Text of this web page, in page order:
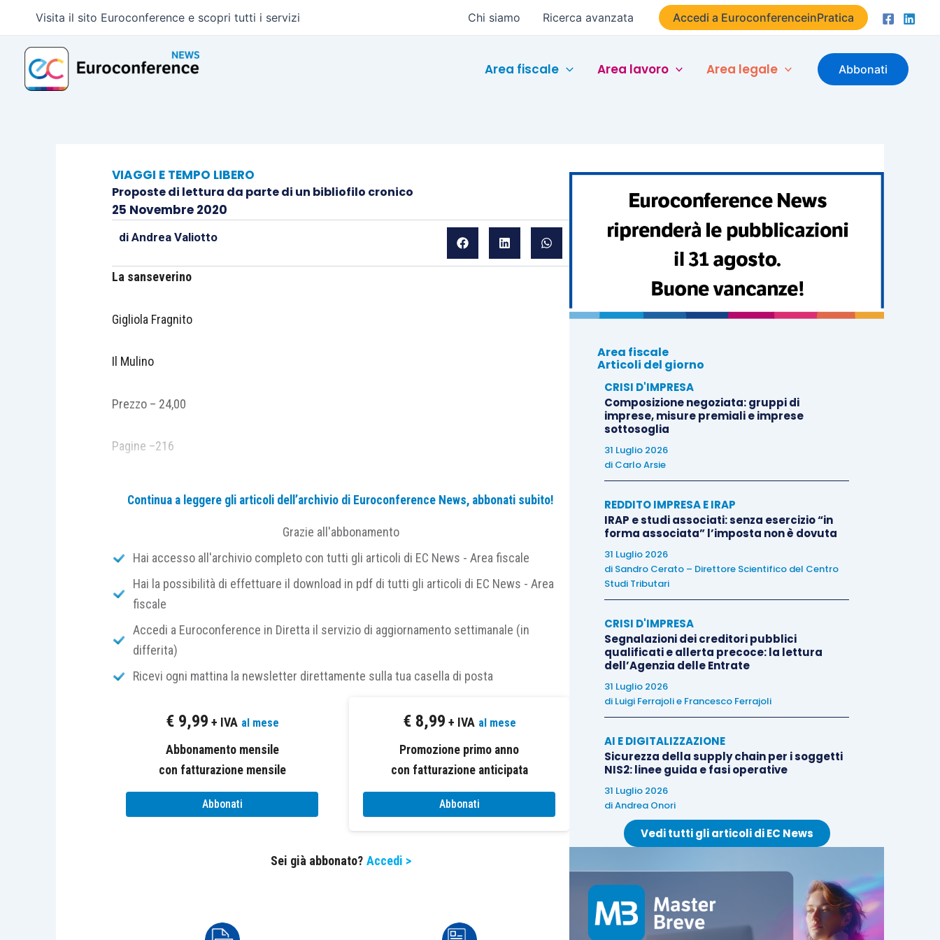
contenuto
Visita il sito Euroconference e scopri tutti i servizi Chi siamo Ricerca avanzata Accedi a EuroconferenceinPratica
Area fiscale Area lavoro Area legale Abbonati
VIAGGI E TEMPO LIBERO
Proposte di lettura da parte di un bibliofilo cronico
25 Novembre 2020
di Andrea Valiotto
La sanseverino
Gigliola Fragnito
Il Mulino
Prezzo – 24,00
Pagine –216
bellezza e spirito fra le donne più ammirate del suo tempo. «Donna, per cui Amor trionfa e
regna», come la celebrò Torquato Tasso, fu cantata dai poeti e ricercata dalle corti dove
era «il condimento di ogni passatempo» grazie alla sua inclinazione al divertimento. Fu
organizzatrice instancabile di feste che sconfinavano spesso in incontri licenziosi, da lei
stessa favoriti. In pari tempo fu lungamente impegnata in complesse controversie
soprattutto circa l’amato feudo di Colorno, per il quale si scontrò con l’ambizione di
incamerarlo del duca di Parma Ranuccio Farnese. Nel 1612 finì per rimanere implicata in
una congiura di altri nobili parmensi avversi alle mire del duca, e come loro arrestata,
processata e infine giustiziata.
Quel prodigio di Harriet Hume
Rebecca West
Continua a leggere gli articoli dell’archivio di Euroconference News, abbonati subito!
Grazie all'abbonamento
Hai accesso all'archivio completo con tutti gli articoli di EC News - Area fiscale
Hai la possibilità di effettuare il download in pdf di tutti gli articoli di EC News - Area
fiscale
Accedi a Euroconference in Diretta il servizio di aggiornamento settimanale (in
differita)
Ricevi ogni mattina la newsletter direttamente sulla tua casella di posta
€ 9,99 + IVA al mese
Abbonamento mensile
con fatturazione mensile
Abbonati
€ 8,99 + IVA al mese
Promozione primo anno
con fatturazione anticipata
Abbonati
Sei già abbonato? Accedi >
Area fiscale
Articoli del giorno
CRISI D'IMPRESA
Composizione negoziata: gruppi di
imprese, misure premiali e imprese
sottosoglia
31 Luglio 2026
di Carlo Arsie
REDDITO IMPRESA E IRAP
IRAP e studi associati: senza esercizio “in
forma associata” l’imposta non è dovuta
31 Luglio 2026
di Sandro Cerato – Direttore Scientifico del Centro
Studi Tributari
CRISI D'IMPRESA
Segnalazioni dei creditori pubblici
qualificati e allerta precoce: la lettura
dell’Agenzia delle Entrate
31 Luglio 2026
di Luigi Ferrajolie Francesco Ferrajoli
AI E DIGITALIZZAZIONE
Sicurezza della supply chain per i soggetti
NIS2: linee guida e fasi operative
31 Luglio 2026
diAndrea Onori
Vedi tutti gli articoli di EC News